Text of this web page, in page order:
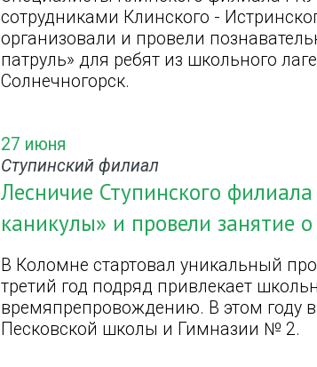
сотрудниками Клинского -
организовали и провели
патруль» для ребят из школьного
Солнечногорск.
27 июня
Ступинский филиал
Лесничие Ступинского
каникулы» и провели занятие
В Коломне стартовал уникальный
третий год подряд привлекает
времяпрепровождению. В этом году в
Песковской школы и Гимназии № 2.